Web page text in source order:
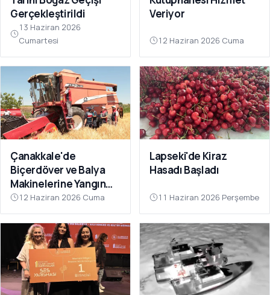
Gerçekleştirildi
13 Haziran 2026
Cumartesi
Veriyor
12 Haziran 2026 Cuma
Çanakkale'de
Biçerdöver ve Balya
Makinelerine Yangın
Denetimi
12 Haziran 2026 Cuma
Lapseki'de Kiraz
Hasadı Başladı
11 Haziran 2026 Perşembe